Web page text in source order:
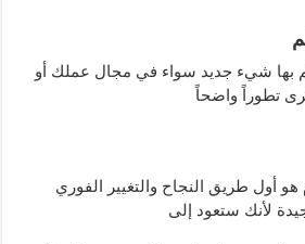
شيء جديد سواء في مجال عملك أو
تطوراً واضحاً
هو أول طريق النجاح والتغيير الفوري
لأنك ستعود إلى